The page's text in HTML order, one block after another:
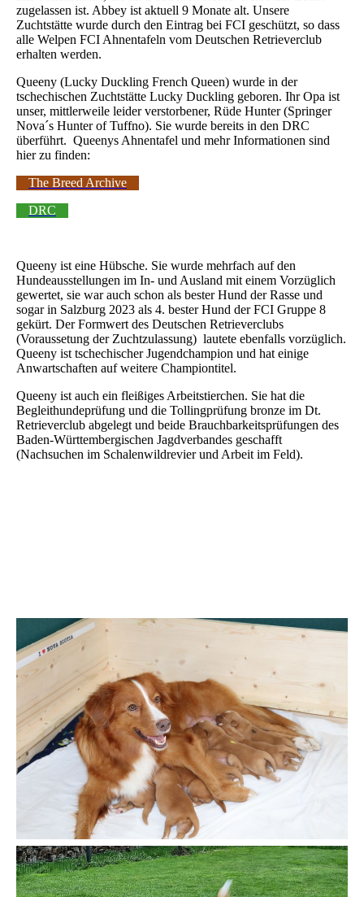
zugelassen ist. Abbey ist aktuell 9 Monate alt. Unsere
Zuchtstätte wurde durch den Eintrag bei FCI geschützt, so dass
alle Welpen FCI Ahnentafeln vom Deutschen Retrieverclub
erhalten werden.
Queeny (Lucky Duckling French Queen) wurde in der
tschechischen Zuchtstätte Lucky Duckling geboren. Ihr Opa ist
unser, mittlerweile leider verstorbener, Rüde Hunter (Springer
Nova´s Hunter of Tuffno). Sie wurde bereits in den DRC
überführt. Queenys Ahnentafel und mehr Informationen sind
hier zu finden:
The Breed Archive
DRC
Queeny ist eine Hübsche. Sie wurde mehrfach auf den
Hundeausstellungen im In- und Ausland mit einem Vorzüglich
gewertet, sie war auch schon als bester Hund der Rasse und
sogar in Salzburg 2023 als 4. bester Hund der FCI Gruppe 8
gekürt. Der Formwert des Deutschen Retrieverclubs
(Voraussetung der Zuchtzulassung) lautete ebenfalls vorzüglich.
Queeny ist tschechischer Jugendchampion und hat einige
Anwartschaften auf weitere Championtitel.
Queeny ist auch ein fleißiges Arbeitstierchen. Sie hat die
Begleithundeprüfung und die Tollingprüfung bronze im Dt.
Retrieverclub abgelegt und beide Brauchbarkeitsprüfungen des
Baden-Württembergischen Jagdverbandes geschafft
(Nachsuchen im Schalenwildrevier und Arbeit im Feld).